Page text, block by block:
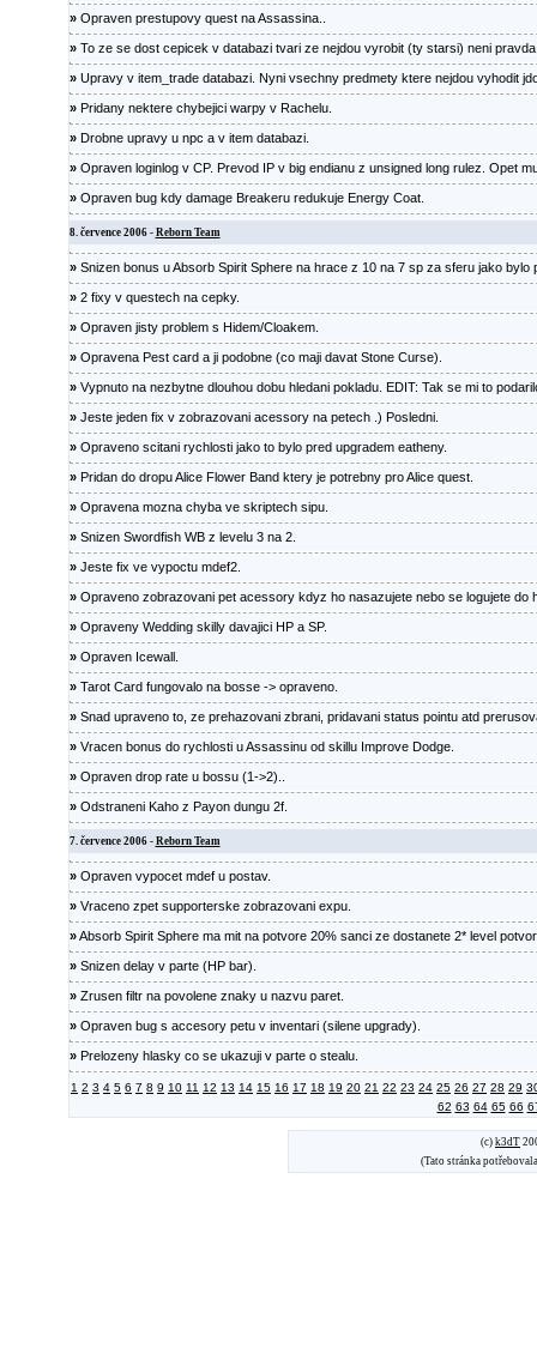
»Opraven prestupovy quest na Assassina..
»To ze se dost cepicek v databazi tvari ze nejdou vyrobit (ty starsi) neni
»Upravy v item_trade databazi. Nyni vsechny predmety ktere nejdou vyhodit
»Pridany nektere chybejici warpy v Rachelu.
»Drobne upravy u npc a v item databazi.
»Opraven loginlog v CP. Prevod IP v big endianu z unsigned long rulez. Opet
»Opraven bug kdy damage Breakeru redukuje Energy Coat.
8. července 2006 - Reborn Team
»Snizen bonus u Absorb Spirit Sphere na hrace z 10 na 7 sp za sferu jako bylo
»2 fixy v questech na cepky.
»Opraven jisty problem s Hidem/Cloakem.
»Opravena Pest card a ji podobne (co maji davat Stone Curse).
»Vypnuto na nezbytne dlouhou dobu hledani pokladu. EDIT: Tak se mi to
»Jeste jeden fix v zobrazovani acessory na petech .) Posledni.
»Opraveno scitani rychlosti jako to bylo pred upgradem eatheny.
»Pridan do dropu Alice Flower Band ktery je potrebny pro Alice quest.
»Opravena mozna chyba ve skriptech sipu.
»Snizen Swordfish WB z levelu 3 na 2.
»Jeste fix ve vypoctu mdef2.
»Opraveno zobrazovani pet acessory kdyz ho nasazujete nebo se logujete do
»Opraveny Wedding skilly davajici HP a SP.
»Opraven Icewall.
»Tarot Card fungovalo na bosse -> opraveno.
»Snad upraveno to, ze prehazovani zbrani, pridavani status pointu atd
»Vracen bonus do rychlosti u Assassinu od skillu Improve Dodge.
»Opraven drop rate u bossu (1->2)..
»Odstraneni Kaho z Payon dungu 2f.
7. července 2006 - Reborn Team
»Opraven vypocet mdef u postav.
»Vraceno zpet supporterske zobrazovani expu.
»Absorb Spirit Sphere ma mit na potvore 20% sanci ze dostanete 2* level
»Snizen delay v parte (HP bar).
»Zrusen filtr na povolene znaky u nazvu paret.
»Opraven bug s accesory petu v inventari (silene upgrady).
»Prelozeny hlasky co se ukazuji v parte o stealu.
1 2 3 4 5 6 7 8 9 10 11 12 13 14 15 16 17 18 19 20 21 22 23 24 25 26 27 28 29
62 63 64 65 66
(c) k3dT
(Tato stránka